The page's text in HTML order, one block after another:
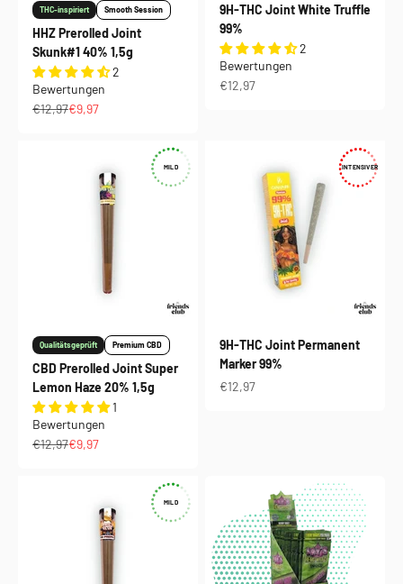
THC-inspiriert Smooth Session
HHZ Prerolled Joint
Skunk#1 40% 1,5g
2
Bewertungen
Regulärer Preis
€12,97Angebot
€9,97
9H-THC Joint White Truffle
99%
2
Bewertungen
Angebot
€12,97
MILD
Qualitätsgeprüft Premium CBD
CBD Prerolled Joint Super
Lemon Haze 20% 1,5g
1
Bewertungen
Regulärer Preis
€12,97Angebot
€9,97
INTENSIVER
9H-THC Joint Permanent
Marker 99%
Angebot
€12,97
MILD